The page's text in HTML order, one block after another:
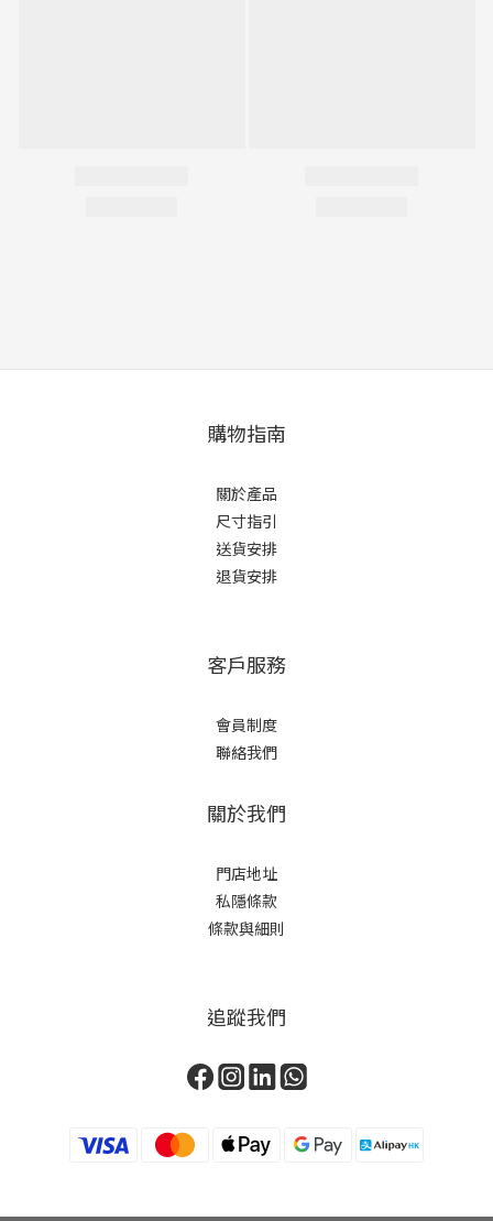
購物指南
關於產品
尺寸指引
送貨安排
退貨安排
客戶服務
會員制度
聯絡我們
關於我們
門店地址
私隱條款
條款與細則
追蹤我們